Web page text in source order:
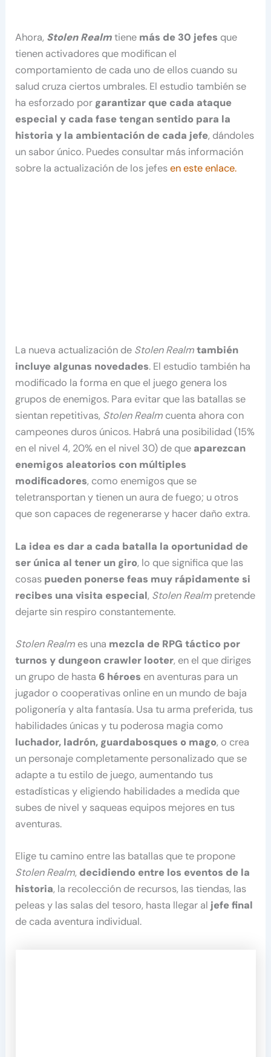
Ahora, Stolen Realmtiene más de 30 jefes que
tienen activadores que modifican el
comportamiento de cada uno de ellos cuando su
salud cruza ciertos umbrales. El estudio también se
ha esforzado por garantizar que cada ataque
especial y cada fase tengan sentido para la
historia y la ambientación de cada jefe, dándoles
un sabor único. Puedes consultar más información
sobre la actualización de los jefesen este enlace.
La nueva actualización de Stolen Realm también
incluye algunas novedades. El estudio también ha
modificado la forma en que el juego genera los
grupos de enemigos. Para evitar que las batallas se
sientan repetitivas, Stolen Realm cuenta ahora con
campeones duros únicos. Habrá una posibilidad (15%
en el nivel 4, 20% en el nivel 30) de que aparezcan
enemigos aleatorios con múltiples
modificadores, como enemigos que se
teletransportan y tienen un aura de fuego; u otros
que son capaces de regenerarse y hacer daño extra.
La idea es dar a cada batalla la oportunidad de
ser única al tener un giro, lo que significa que las
cosas pueden ponerse feas muy rápidamente si
recibes una visita especial, Stolen Realm pretende
dejarte sin respiro constantemente.
Stolen Realm es una mezcla de RPG táctico por
turnos y dungeon crawler looter, en el que diriges
un grupo de hasta 6 héroes en aventuras para un
jugador o cooperativas online en un mundo de baja
poligonería y alta fantasía. Usa tu arma preferida, tus
habilidades únicas y tu poderosa magia como
luchador, ladrón, guardabosques o mago, o crea
un personaje completamente personalizado que se
adapte a tu estilo de juego, aumentando tus
estadísticas y eligiendo habilidades a medida que
subes de nivel y saqueas equipos mejores en tus
aventuras.
Elige tu camino entre las batallas que te propone
Stolen Realm, decidiendo entre los eventos de la
historia, la recolección de recursos, las tiendas, las
peleas y las salas del tesoro, hasta llegar al jefe final
de cada aventura individual.